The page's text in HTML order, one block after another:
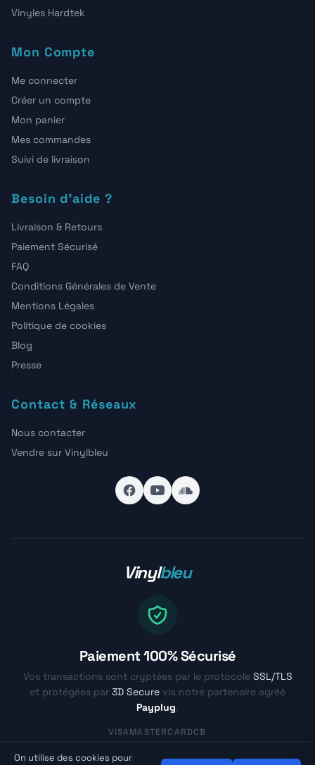
Vinyles Hardtek
Mon Compte
Me connecter
Créer un compte
Mon panier
Mes commandes
Suivi de livraison
Besoin d'aide ?
Livraison & Retours
Paiement Sécurisé
FAQ
Conditions Générales de Vente
Mentions Légales
Politique de cookies
Blog
Presse
Contact & Réseaux
Nous contacter
Vendre sur Vinylbleu
Vinylbleu
Paiement 100% Sécurisé
Vos transactions sont cryptées par le protocole SSL/TLS
et protégées par 3D Secure via notre partenaire agréé
Payplug.
VISAMASTERCARDCB
© Vinylbleu.fr - La passion du vinyle depuis 2017
On utilise des cookies pour